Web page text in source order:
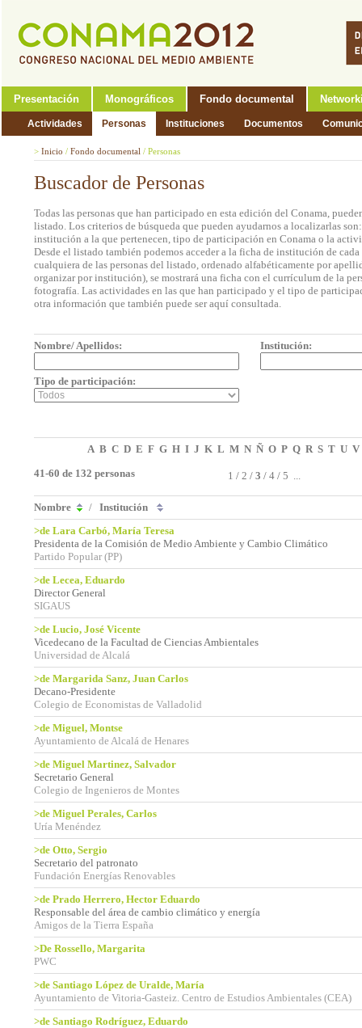
Presentación Monográficos Fondo documental
Actividades Personas Instituciones Documentos
> Inicio / Fondo documental / Personas
Buscador de Personas
Todas las personas que han participado en esta edición del Conama,
listado. Los criterios de búsqueda que pueden ayudarnos a localizarlas
institución a la que pertenecen, tipo de participación en Conama o la
Desde el listado también podemos acceder a la ficha de institución de
cualquiera de las personas del listado, ordenado alfabéticamente por
organizar por institución), se mostrará una ficha con el currículum de la
fotografía. Las actividades en las que han participado y el tipo de
otra información que también puede ser aquí consultada.
Nombre/ Apellidos: Institución:
Tipo de participación:
A B C D E F G H I J K L M N Ñ O P Q R S T U V
41-60 de 132 personas
1 / 2 / 3 / 4 / 5 ...
Nombre / Institución
>de Lara Carbó, María Teresa
Presidenta de la Comisión de Medio Ambiente y Cambio Climático
Partido Popular (PP)
>de Lecea, Eduardo
Director General
SIGAUS
>de Lucio, José Vicente
Vicedecano de la Facultad de Ciencias Ambientales
Universidad de Alcalá
>de Margarida Sanz, Juan Carlos
Decano-Presidente
Colegio de Economistas de Valladolid
>de Miguel, Montse
Ayuntamiento de Alcalá de Henares
>de Miguel Martinez, Salvador
Secretario General
Colegio de Ingenieros de Montes
>de Miguel Perales, Carlos
Uría Menéndez
>de Otto, Sergio
Secretario del patronato
Fundación Energías Renovables
>de Prado Herrero, Hector Eduardo
Responsable del área de cambio climático y energía
Amigos de la Tierra España
>De Rossello, Margarita
PWC
>de Santiago López de Uralde, María
Ayuntamiento de Vitoria-Gasteiz. Centro de Estudios Ambientales (CEA)
>de Santiago Rodríguez, Eduardo